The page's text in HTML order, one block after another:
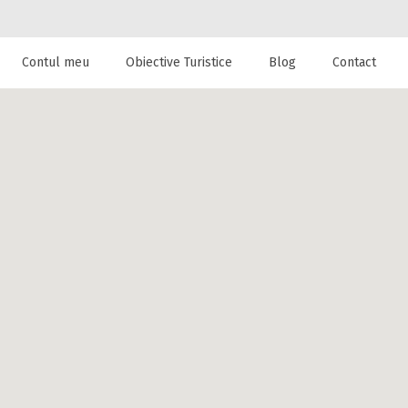
cazare la
Contul meu Obiective Turistice Blog Contact